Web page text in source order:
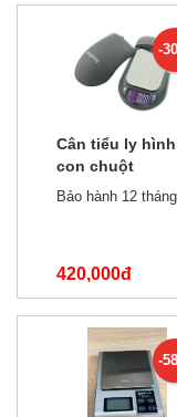
-
Cân tiểu ly hình
con chuột
500G/0.1
Bảo hành 12 tháng
420,000đ
600,000đ
-